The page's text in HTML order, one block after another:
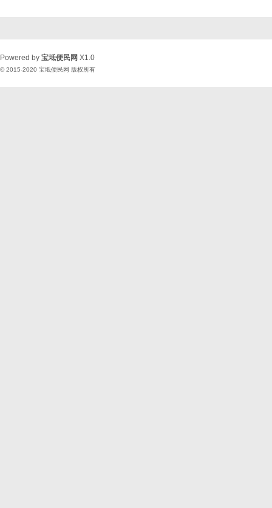
Powered by 宝坻便民网 X1.0
© 2015-2020 宝坻便民网 版权所有